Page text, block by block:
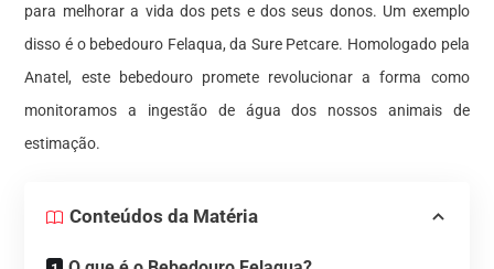
para melhorar a vida dos pets e dos seus donos. Um exemplo
disso é o bebedouro Felaqua, da Sure Petcare. Homologado pela
Anatel, este bebedouro promete revolucionar a forma como
monitoramos a ingestão de água dos nossos animais de
estimação.
Conteúdos da Matéria